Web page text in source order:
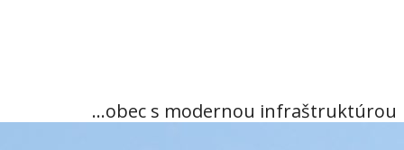
...obec s modernou infraštruktúrou